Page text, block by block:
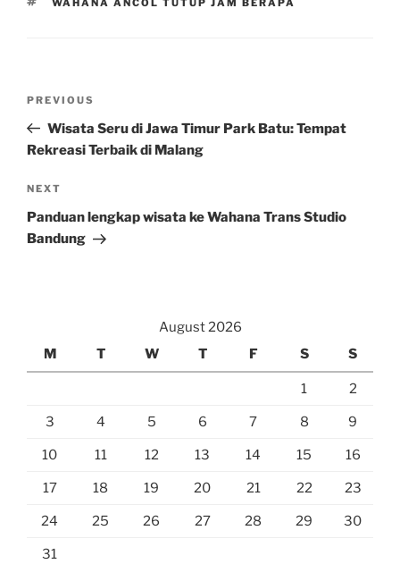
Previous
Post
PREVIOUS
Wisata Seru di Jawa Timur Park Batu: Tempat
Rekreasi Terbaik di Malang
Next
Post
NEXT
Panduan lengkap wisata ke Wahana Trans Studio
Bandung
August 2026
M
T W T F S S
1 2
3 4 5 6 7 8 9
10 11 12 13 14 15 16
17 18 19 20 21 22 23
24 25 26 27 28 29 30
31